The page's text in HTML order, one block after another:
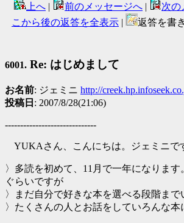
上へ | 前のメッセージへ | 次の
こから後の返答を全表示 | 返答を書
6001. Re: はじめまして
お名前: ジェミニ http://
投稿日 : 2007/8/28(21:06)
------------------------------
YUKAさん、こんにちは。ジェミニで
〉多読を初めて、11月で一年になります
ぐらいですが
〉まだ自分で好きな本を選べる段階ま
〉たくさんの人とお話をしていろんな本